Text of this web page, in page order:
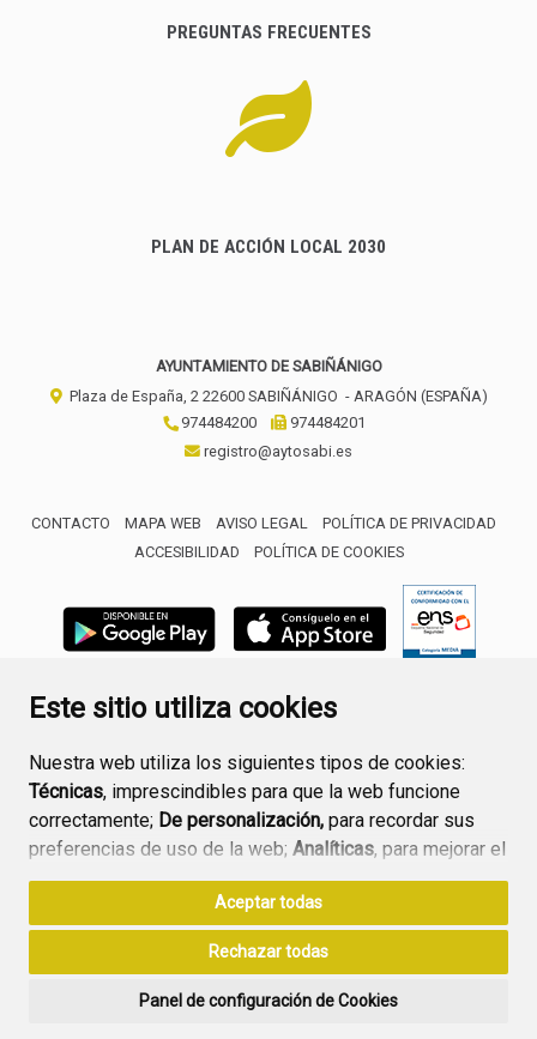
Este sitio utiliza cookies
Nuestra web utiliza los siguientes tipos de cookies:
Técnicas, imprescindibles para que la web funcione
correctamente; De personalización, para recordar sus
preferencias de uso de la web; Analíticas, para mejorar el
funcionamiento de la web y sus servicios.
Si acepta pulsando el botón“Aceptar todas”
consideramos que acepta su uso. Si pulsa el botón
ninguna acción, se guardarán las cookies técnicas
Aceptar todas
Rechazar todas
Panel de configuración de Cookies
PREGUNTAS FRECUENTES
PLAN DE ACCIÓN LOCAL 2030
AYUNTAMIENTO DE SABIÑÁNIGO
Plaza de España, 2 22600 SABIÑÁNIGO - ARAGÓN (ESPAÑA)
974484200
974484201
registro@aytosabi.es
CONTACTO MAPA WEB AVISO LEGAL
POLÍTICA DE PRIVACIDAD
ACCESIBILIDAD
POLÍTICA DE COOKIES